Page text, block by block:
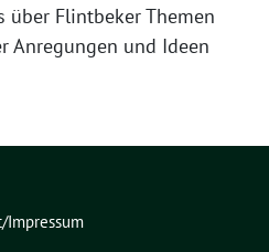
über Flintbeker Themen
Anregungen und Ideen
Impressum